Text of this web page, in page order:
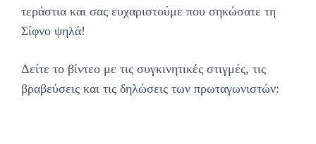
τεράστια και σας ευχαριστούμε που σηκώσατε τη
Σίφνο ψηλά!
Δείτε το βίντεο με τις συγκινητικές στιγμές, τις
βραβεύσεις και τις δηλώσεις των πρωταγωνιστών: